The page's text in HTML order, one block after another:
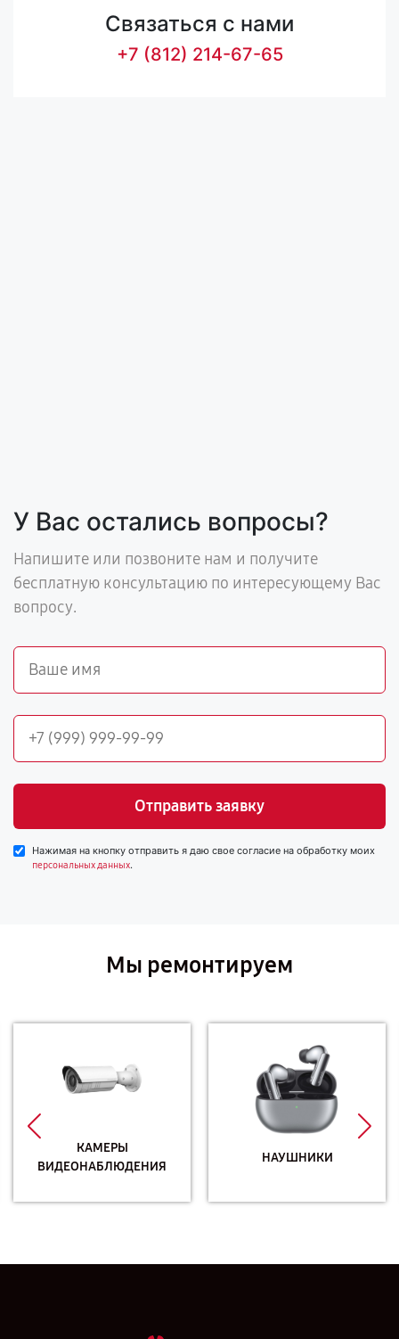
Связаться с нами
+7 (812) 214-67-65
У Вас остались вопросы?
Напишите или позвоните нам и получите
бесплатную консультацию по интересующему Вас
вопросу.
Отправить заявку
Нажимая на кнопку отправить я даю свое согласие на обработку моих
персональных данных.
Мы ремонтируем
КАМЕРЫ
ВИДЕОНАБЛЮДЕНИЯ
НАУШНИКИ